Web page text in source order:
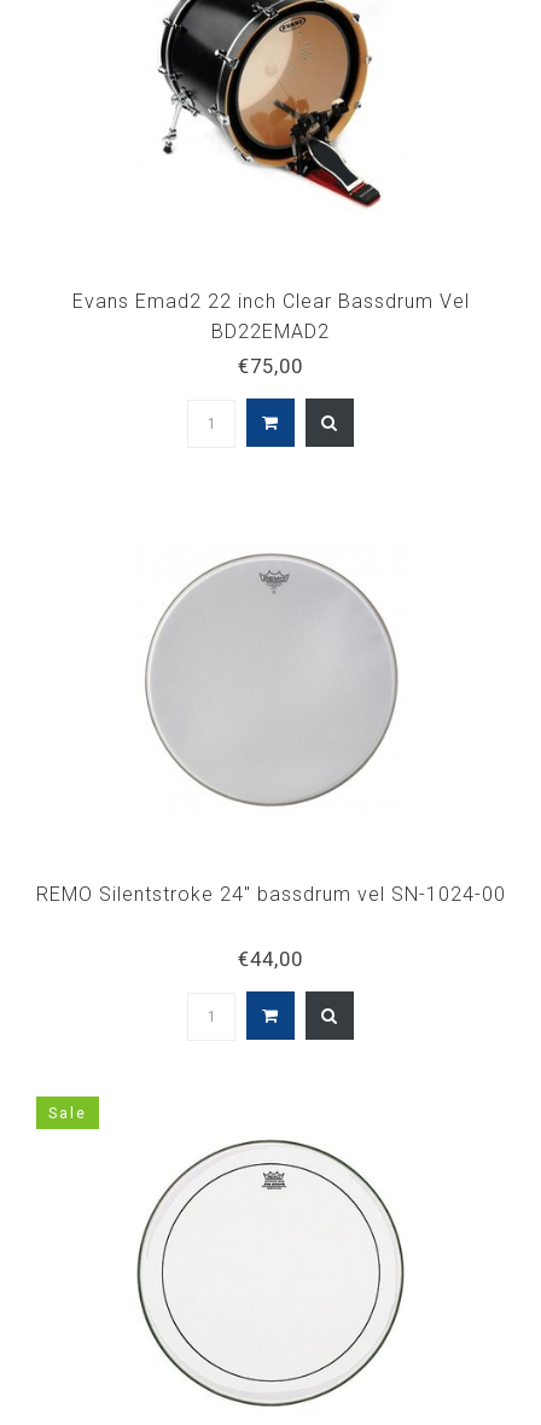
Evans Emad2 22 inch Clear Bassdrum Vel
BD22EMAD2
€75,00
REMO Silentstroke 24" bassdrum vel SN-1024-00
€44,00
Sale